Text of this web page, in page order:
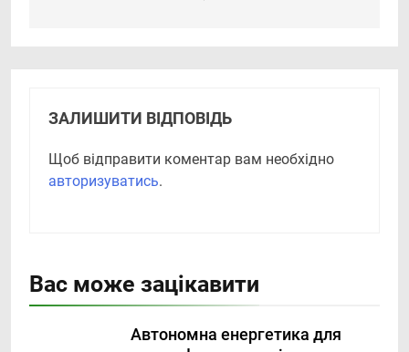
ЗАЛИШИТИ ВІДПОВІДЬ
Щоб відправити коментар вам необхідно
авторизуватись.
Вас може зацікавити
Автономна енергетика для